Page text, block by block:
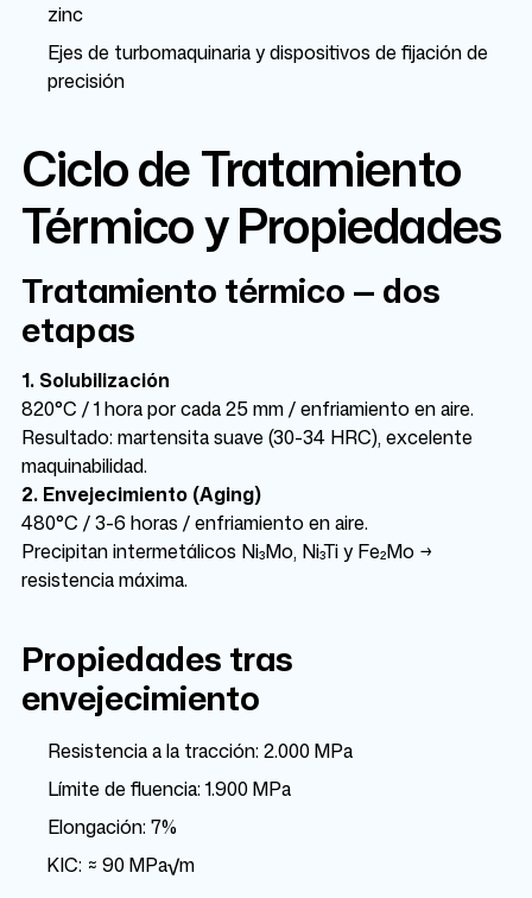
zinc
Ejes de turbomaquinaria y dispositivos de fijación de
precisión
Ciclo de Tratamiento
Térmico y Propiedades
Tratamiento térmico — dos
etapas
1. Solubilización
820°C / 1 hora por cada 25 mm / enfriamiento en aire.
Resultado: martensita suave (30-34 HRC), excelente
maquinabilidad.
2. Envejecimiento (Aging)
480°C / 3-6 horas / enfriamiento en aire.
Precipitan intermetálicos Ni₃Mo, Ni₃Ti y Fe₂Mo →
resistencia máxima.
Propiedades tras
envejecimiento
Resistencia a la tracción: 2.000 MPa
Límite de fluencia: 1.900 MPa
Elongación: 7%
KIC: ≈ 90 MPa√m